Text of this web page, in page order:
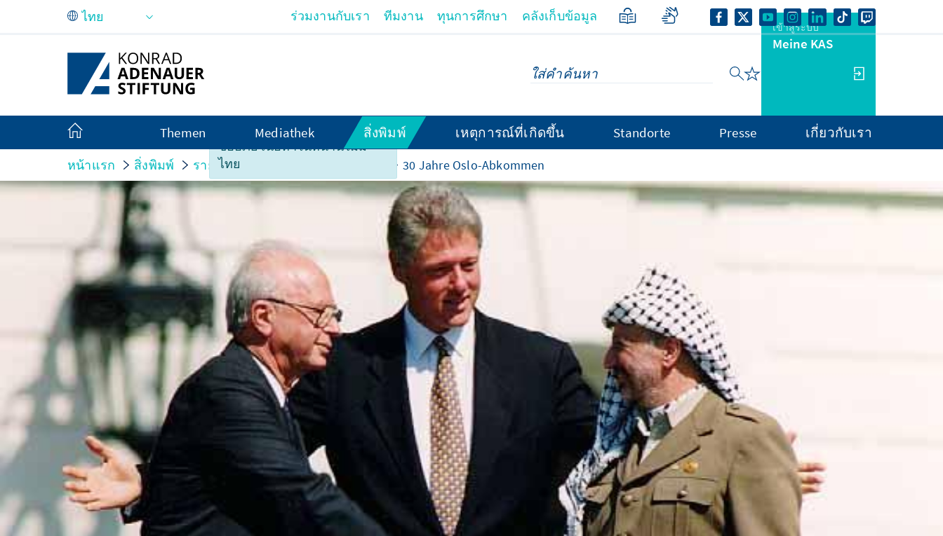
Skip to Main Content
ขออภัย เนื้อหาในหน้านี้ไม่มี
ไทย
ร่วมงานกับเรา ทีมงาน ทุนการศึกษา คลังเก็บข้อมูล
เข้าสู่ระบบ
Meine KAS
Themen Mediathek สิ่งพิมพ์ เหตุการณ์ที่เกิดขึ้น Standorte Presse เกี่ยวกับเรา
หน้าแรก สิ่งพิมพ์ รายงานสถานการณ์ในประเทศไทย 30 Jahre Oslo-Abkommen